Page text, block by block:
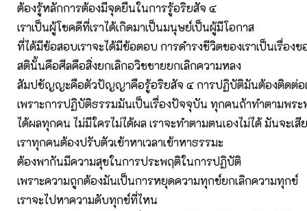
ต้องรู้หลักการต้องมีจุดยืนในการรู้อริยสัจ ๔
เราเป็นผู้โชคดีที่เราได้เกิดมาเป็นมนุษย์เป็นผู้มีโอกาส
ที่ได้มีข้อสอบเราจะได้มีข้อตอบ การดำรงชีวิตของเราเป็นเรื่องข
สตินั้นคือศีลคือสิ่งยกเลิกอวิชชายยกเลิกความหลง
สัมปชัญญะคือตัวปัญญาคือรู้อริยสัจ ๔ การปฏิบัติมันต้องติดต่อ
เพราะการปฏิบัติธรรมมันเป็นเรื่องปัจจุบัน ทุกคนถ้าทำตามพร
ได้ผลทุกคน ไม่มีใครไม่ได้ผล เราจะทำตามตนเองไม่ได้ มันจะเสี
เราทุกคนต้องปรับตัวเข้าหาเวลาเข้าหาธรรมะ
ต้องพากันมีความสุขในการประพฤติในการปฏิบัติ
เพราะความถูกต้องมันเป็นการหยุดความทุกข์ยกเลิกความทุกข์
เราจะไปหาความดับทุกข์ที่ไหน